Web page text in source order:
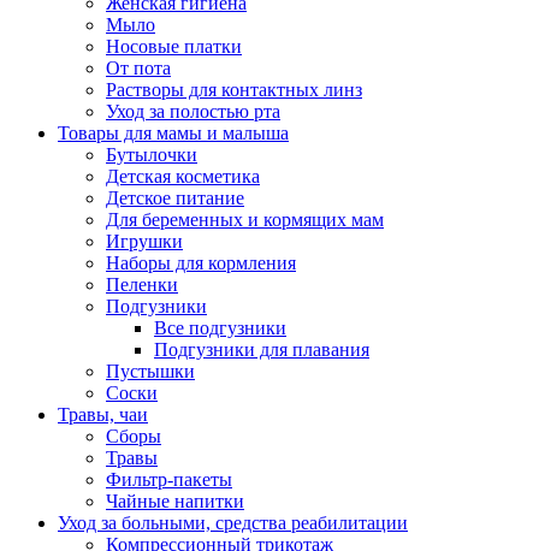
Мыло
Носовые платки
От пота
Растворы для контактных линз
Уход за полостью рта
Товары для мамы и малыша
Бутылочки
Детская косметика
Детское питание
Для беременных и кормящих мам
Игрушки
Наборы для кормления
Пеленки
Подгузники
Все подгузники
Подгузники для плавания
Пустышки
Соски
Травы, чаи
Сборы
Травы
Фильтр-пакеты
Чайные напитки
Уход за больными, средства реабилитации
Компрессионный трикотаж